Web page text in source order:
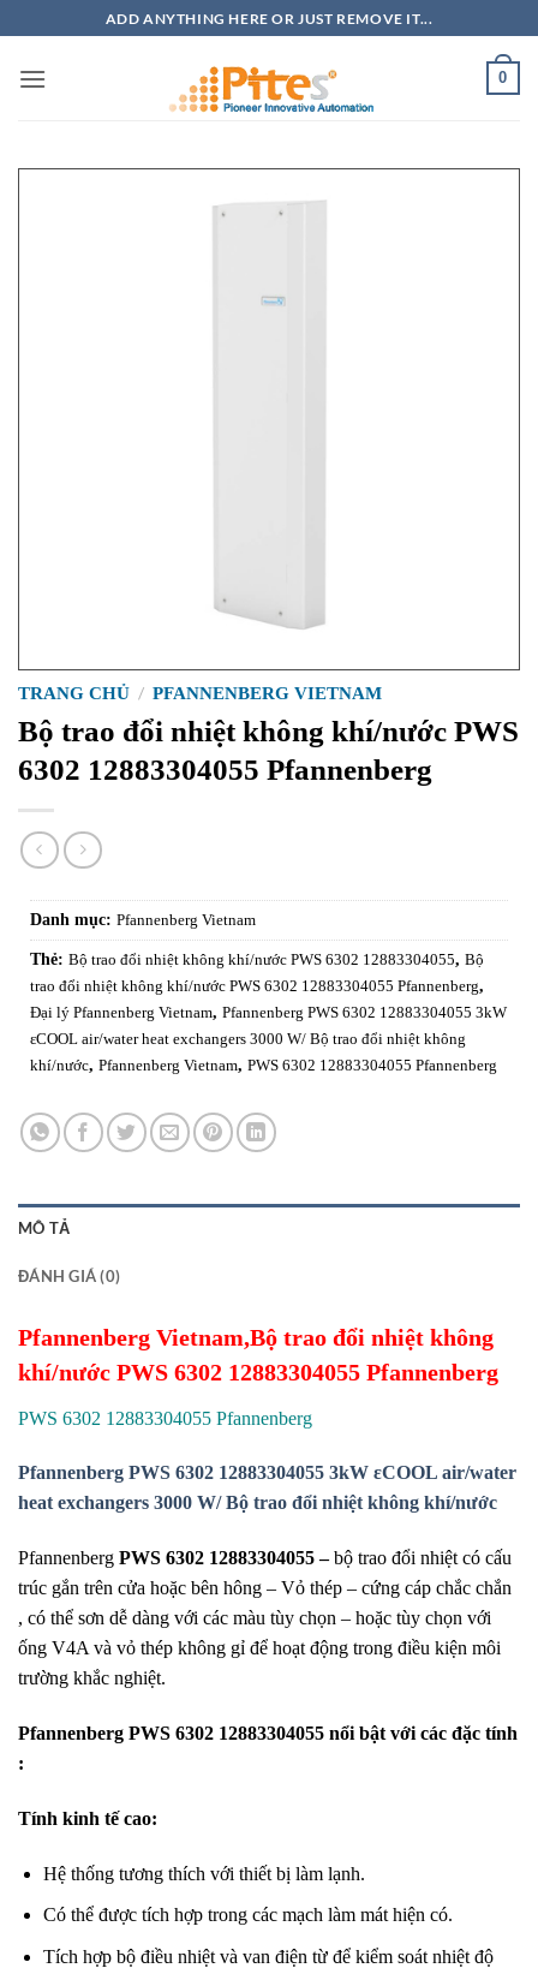
qua
nội
ADD ANYTHING HERE OR JUST REMOVE IT...
0
TRANG CHỦ / PFANNENBERG VIETNAM
Bộ trao đổi nhiệt không khí/nước PWS
6302 12883304055 Pfannenberg
Danh mục: Pfannenberg Vietnam
Thẻ: Bộ trao đổi nhiệt không khí/nước PWS 6302 12883304055, Bộ
trao đổi nhiệt không khí/nước PWS 6302 12883304055 Pfannenberg,
Đại lý Pfannenberg Vietnam, Pfannenberg PWS 6302 12883304055 3kW
εCOOL air/water heat exchangers 3000 W/ Bộ trao đổi nhiệt không
khí/nước, Pfannenberg Vietnam, PWS 6302 12883304055 Pfannenberg
MÔ TẢ
ĐÁNH GIÁ (0)
Pfannenberg Vietnam,Bộ trao đổi nhiệt không
khí/nước PWS 6302 12883304055 Pfannenberg
PWS 6302 12883304055 Pfannenberg
Pfannenberg PWS 6302 12883304055 3kW εCOOL air/water
heat exchangers 3000 W/ Bộ trao đổi nhiệt không khí/nước
Pfannenberg PWS 6302 12883304055 –bộ trao đổi nhiệt có cấu
trúc gắn trên cửa hoặc bên hông – Vỏ thép – cứng cáp chắc chắn
, có thể sơn dễ dàng với các màu tùy chọn – hoặc tùy chọn với
ống V4A và vỏ thép không gỉ để hoạt động trong điều kiện môi
trường khắc nghiệt.
Pfannenberg PWS 6302 12883304055 nổi bật với các đặc tính
:
Tính kinh tế cao:
Hệ thống tương thích với thiết bị làm lạnh.
Có thể được tích hợp trong các mạch làm mát hiện có.
Tích hợp bộ điều nhiệt và van điện từ để kiểm soát nhiệt độ